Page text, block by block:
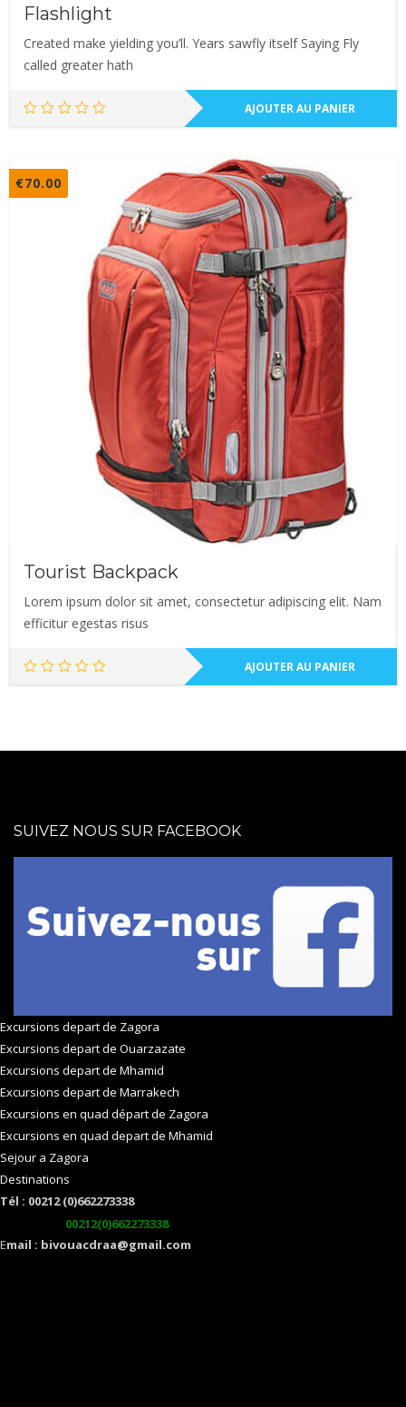
Flashlight
Created make yielding you’ll. Years sawfly itself Saying Fly
called greater hath
AJOUTER AU PANIER
€70.00
Tourist Backpack
Lorem ipsum dolor sit amet, consectetur adipiscing elit. Nam
efficitur egestas risus
AJOUTER AU PANIER
SUIVEZ NOUS SUR FACEBOOK
Excursions depart de Zagora
Excursions depart de Ouarzazate
Excursions depart de Mhamid
Excursions depart de Marrakech
Excursions en quad départ de Zagora
Excursions en quad depart de Mhamid
Sejour a Zagora
Destinations
Tél : 00212 (0)662273338
00212(0)662273338
Email : bivouacdraa@gmail.com